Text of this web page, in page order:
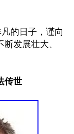
的日子，谨向
发展壮大、
传世